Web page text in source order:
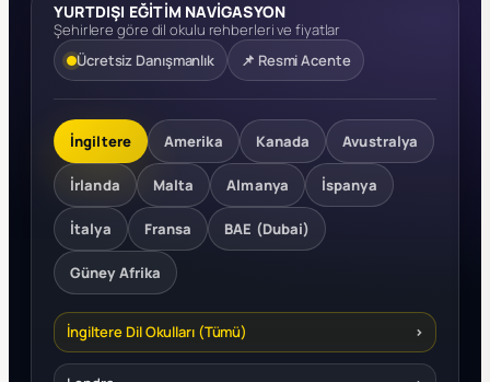
YURTDIŞI EĞİTİM NAVİGASYON
Şehirlere göre dil okulu rehberleri ve fiyatlar
Ücretsiz Danışmanlık
📌 Resmi Acente
İngiltere Amerika Kanada Avustralya
İrlanda Malta Almanya İspanya
İtalya Fransa BAE (Dubai)
Güney Afrika
İngiltere Dil Okulları (Tümü) ›